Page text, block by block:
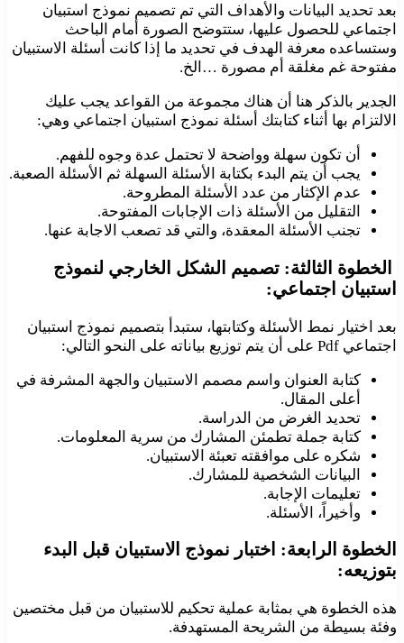
بعد تحديد البيانات والأهداف التي تم تصميم نموذج استبيان
اجتماعي للحصول عليها، ستتوضح الصورة أمام الباحث
وستساعده معرفة الهدف في تحديد ما إذا كانت أسئلة الاستبيان
مفتوحة غم مغلقة أم مصورة …الخ.
الجدير بالذكر هنا أن هناك مجموعة من القواعد يجب عليك
الالتزام بها أثناء كتابتك أسئلة نموذج استبيان اجتماعي وهي:
أن تكون سهلة وواضحة لا تحتمل عدة وجوه للفهم.
يجب أن يتم البدء بكتابة الأسئلة السهلة ثم الأسئلة الصعبة.
عدم الإكثار من عدد الأسئلة المطروحة.
التقليل من الأسئلة ذات الإجابات المفتوحة.
تجنب الأسئلة المعقدة، والتي قد تصعب الاجابة عنها.
الخطوة الثالثة: تصميم الشكل الخارجي لنموذج
استبيان اجتماعي:
بعد اختيار نمط الأسئلة وكتابتها، ستبدأ بتصميم نموذج استبيان
اجتماعي Pdf على أن يتم توزيع بياناته على النحو التالي:
كتابة العنوان واسم مصمم الاستبيان والجهة المشرفة في
أعلى المقال.
تحديد الغرض من الدراسة.
كتابة جملة تطمئن المشارك من سرية المعلومات.
شكره على موافقته تعبئة الاستبيان.
البيانات الشخصية للمشارك.
تعليمات الإجابة.
وأخيراً، الأسئلة.
الخطوة الرابعة: اختبار نموذج الاستبيان قبل البدء
بتوزيعه:
هذه الخطوة هي بمثابة عملية تحكيم للاستبيان من قبل مختصين
وفئة بسيطة من الشريحة المستهدفة.